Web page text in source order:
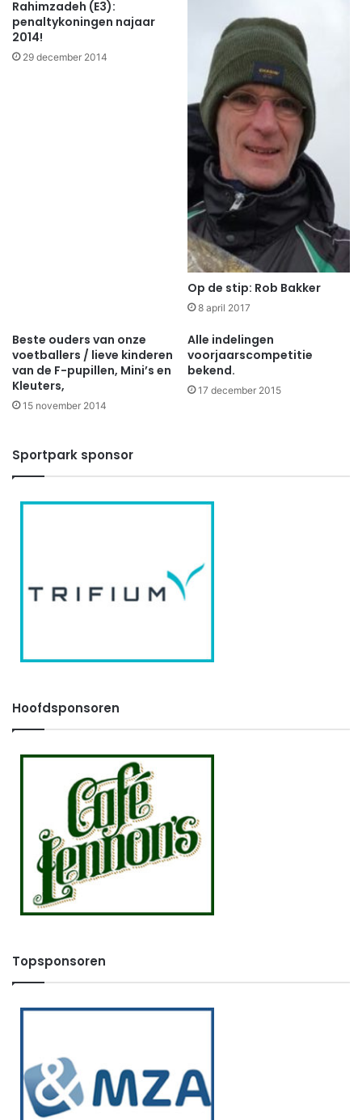
Rahimzadeh (E3):
penaltykoningen najaar
2014!
29 december 2014
Op de stip: Rob Bakker
8 april 2017
Beste ouders van onze
voetballers / lieve kinderen
van de F-pupillen, Mini’s en
Kleuters,
15 november 2014
Alle indelingen
voorjaarscompetitie
bekend.
17 december 2015
Sportpark sponsor
Hoofdsponsoren
Topsponsoren